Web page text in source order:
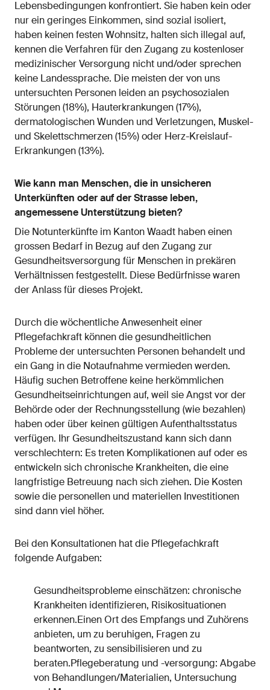
Lebensbedingungen konfrontiert. Sie haben kein oder
nur ein geringes Einkommen, sind sozial isoliert,
haben keinen festen Wohnsitz, halten sich illegal auf,
kennen die Verfahren für den Zugang zu kostenloser
medizinischer Versorgung nicht und/oder sprechen
keine Landessprache. Die meisten der von uns
untersuchten Personen leiden an psychosozialen
Störungen (18%), Hauterkrankungen (17%),
dermatologischen Wunden und Verletzungen, Muskel-
und Skelettschmerzen (15%) oder Herz-Kreislauf-
Erkrankungen (13%).
Wie kann man Menschen, die in unsicheren
Unterkünften oder auf der Strasse leben,
angemessene Unterstützung bieten?
Die Notunterkünfte im Kanton Waadt haben einen
grossen Bedarf in Bezug auf den Zugang zur
Gesundheitsversorgung für Menschen in prekären
Verhältnissen festgestellt. Diese Bedürfnisse waren
der Anlass für dieses Projekt.
Durch die wöchentliche Anwesenheit einer
Pflegefachkraft können die gesundheitlichen
Probleme der untersuchten Personen behandelt und
ein Gang in die Notaufnahme vermieden werden.
Häufig suchen Betroffene keine herkömmlichen
Gesundheitseinrichtungen auf, weil sie Angst vor der
Behörde oder der Rechnungsstellung (wie bezahlen)
haben oder über keinen gültigen Aufenthaltsstatus
verfügen. Ihr Gesundheitszustand kann sich dann
verschlechtern: Es treten Komplikationen auf oder es
entwickeln sich chronische Krankheiten, die eine
langfristige Betreuung nach sich ziehen. Die Kosten
sowie die personellen und materiellen Investitionen
sind dann viel höher.
Bei den Konsultationen hat die Pflegefachkraft
folgende Aufgaben:
Gesundheitsprobleme einschätzen: chronische
Krankheiten identifizieren, Risikosituationen
erkennen.Einen Ort des Empfangs und Zuhörens
anbieten, um zu beruhigen, Fragen zu
beantworten, zu sensibilisieren und zu
beraten.Pflegeberatung und -versorgung: Abgabe
von Behandlungen/Materialien, Untersuchung